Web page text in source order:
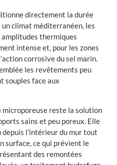
directement la durée
un climat méditerranéen, les
amplitudes thermiques
intense et, pour les zones
corrosive du sel marin.
les revêtements peu
souples face aux
microporeuse reste la solution
sains et peu poreux. Elle
depuis l’intérieur du mur tout
surface, ce qui prévient le
des remontées